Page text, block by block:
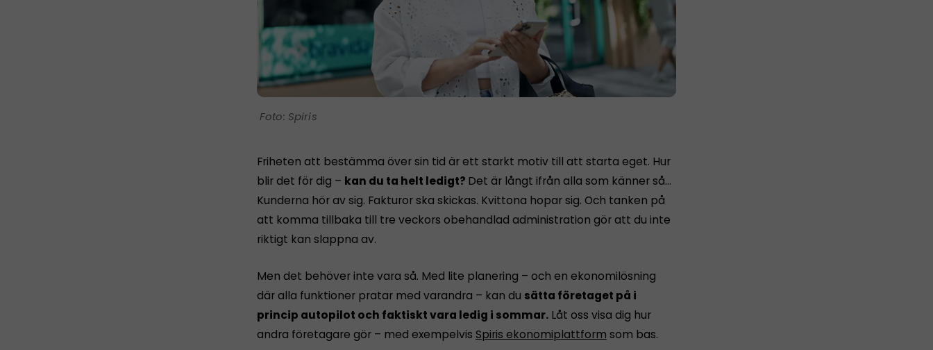
Spiris
Friheten att bestämma över sin tid är ett starkt motiv till att starta eget. Hur
blir det för dig – kan du ta helt ledigt? Det är långt ifrån alla som känner så…
Kunderna hör av sig. Fakturor ska skickas. Kvittona hopar sig. Och tanken på
att komma tillbaka till tre veckors obehandlad administration gör att du inte
riktigt kan slappna av.
Men det behöver inte vara så. Med lite planering – och en ekonomilösning
där alla funktioner pratar med varandra – kan du sätta företaget på i
princip autopilot och faktiskt vara ledig i sommar. Låt oss visa dig hur
andra företagare gör – med exempelvis Spiris ekonomiplattform som bas.